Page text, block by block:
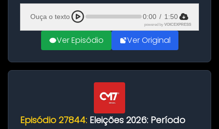
dedicada à história das ...
Ouça o texto 0:00 / 1:50
powered by VOICEXPRESS
Ver Episódio Ver Original
Episódio 27844: Eleições 2026: Período